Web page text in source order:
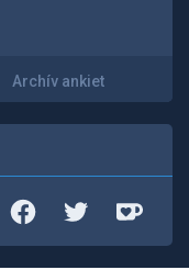
Archív ankiet